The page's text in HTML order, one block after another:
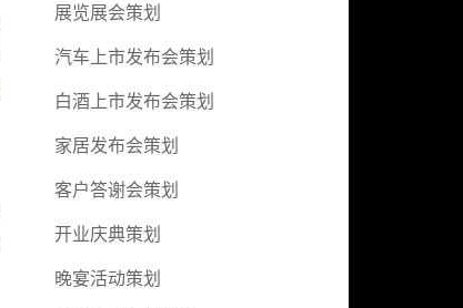
展览展会策划
汽车上市发布会策划
白酒上市发布会策划
家居发布会策划
客户答谢会策划
开业庆典策划
晚宴活动策划